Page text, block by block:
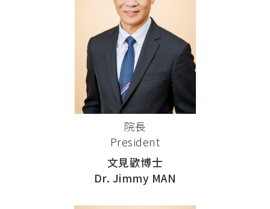
院長
President
文見歡博士
Dr. Jimmy MAN